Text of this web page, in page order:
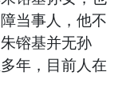
当事人，他不
镕基并无孙
年，目前人在